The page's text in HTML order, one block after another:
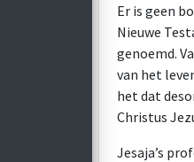
Er is geen
Nieuwe
genoemd.
van het
het dat
Christus
Jesaja’s